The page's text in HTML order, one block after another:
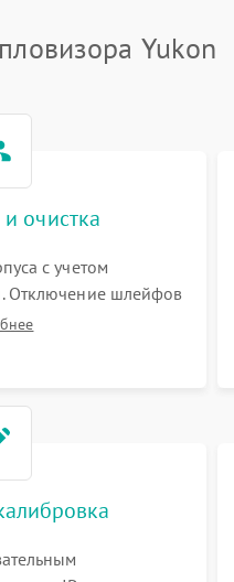
Yukon
очистка
с учетом
Отключение шлейфов
внутренних плат от